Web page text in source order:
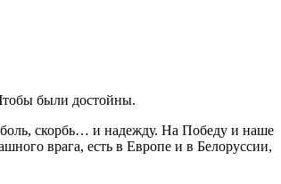
были достойны.
боль, скорбь… и надежду. На Победу и наше
врага, есть в Европе и в Белоруссии,